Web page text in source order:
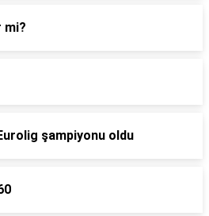
mi?
şampiyonu oldu